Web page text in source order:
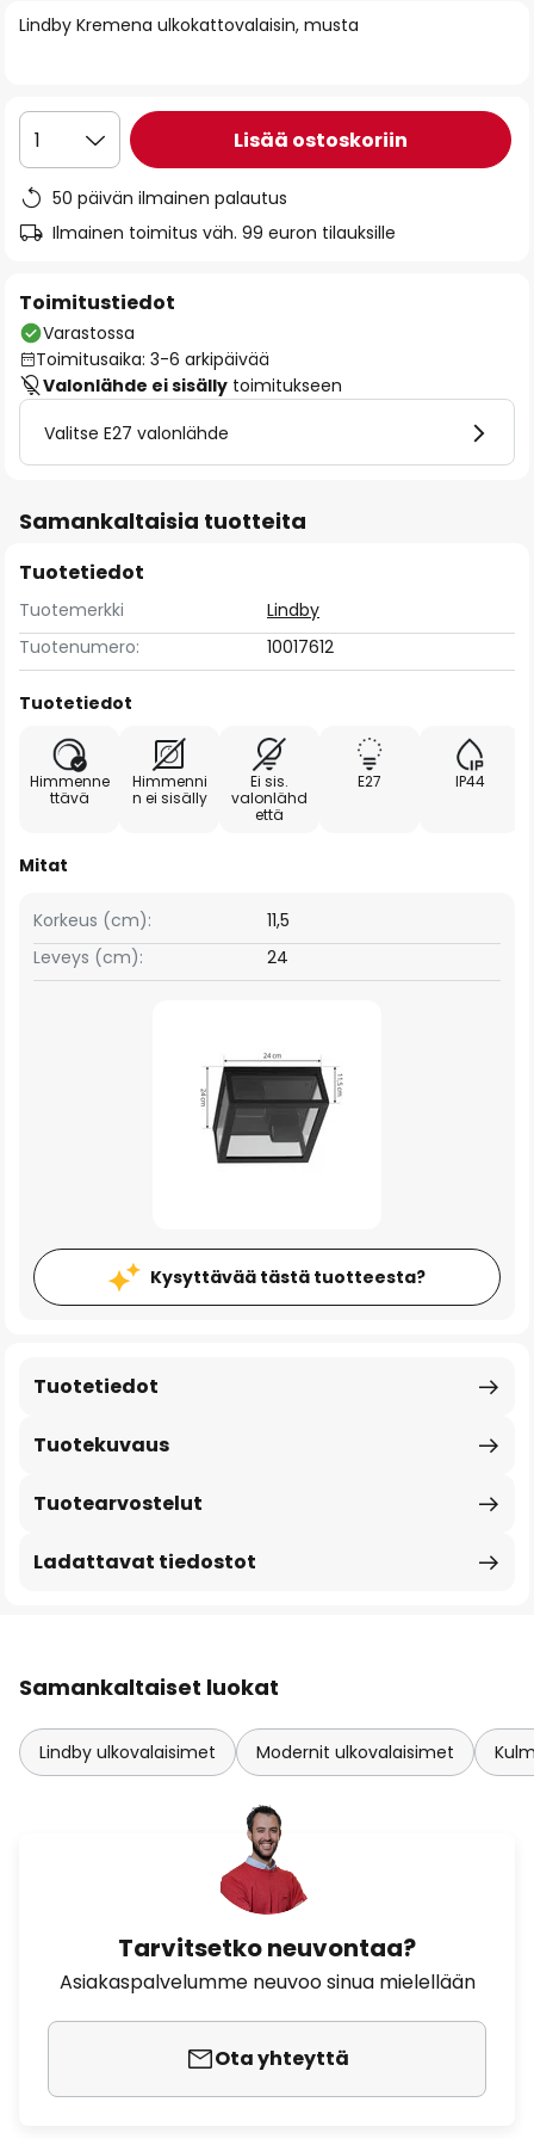
of
gallery
Lindby Kremena ulkokattovalaisin, musta
1 Lisää ostoskoriin
50 päivän ilmainen palautus
Ilmainen toimitus väh. 99 euron tilauksille
Toimitustiedot
Varastossa
Toimitusaika: 3-6 arkipäivää
Valonlähde ei sisälly toimitukseen
Valitse E27 valonlähde
Samankaltaisia tuotteita
Tuotetiedot
Tuotemerkki
Lindby
Tuotenumero:
10017612
Tuotetiedot
Himmenne
ttävä
Himmenni
n ei sisälly
Ei sis.
valonlähd
että
E27 IP44
Mitat
Leveys (cm): 24
Korkeus (cm): 11,5
Kysyttävää tästä tuotteesta?
Tuotekuvaus
Tuotetiedot
Tuotearvostelut
Ladattavat tiedostot
Samankaltaiset luokat
Lindby ulkovalaisimet Modernit ulkovalaisimet
Tarvitsetko neuvontaa?
Asiakaspalvelumme neuvoo sinua mielellään
Ota yhteyttä